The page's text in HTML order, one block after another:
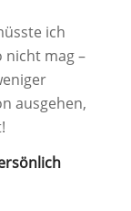
ich
nicht mag –
ausgehen,